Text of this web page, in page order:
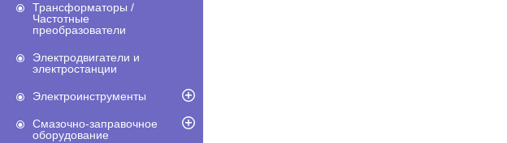
Трансформаторы /
Частотные
преобразователи
Электродвигатели и
электростанции
Электроинструменты
Смазочно-заправочное
оборудование